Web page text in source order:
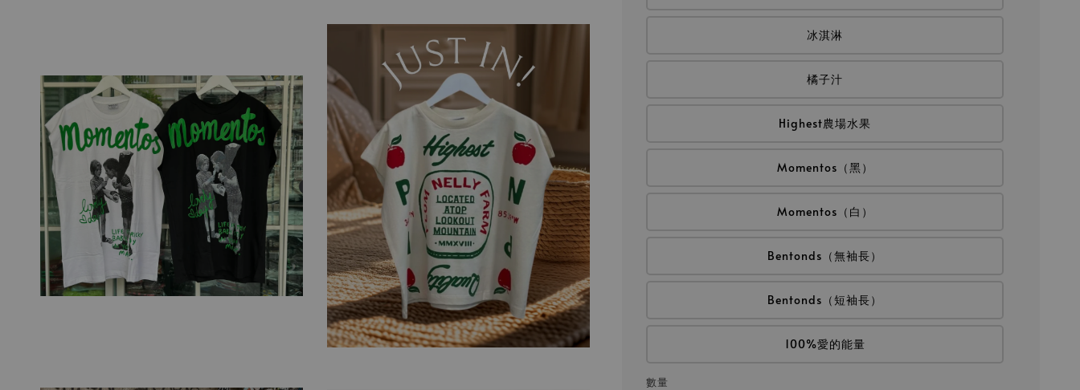
冰淇淋
橘子汁
Highest農場水果
Momentos（黑）
Momentos（白）
Bentonds（無袖長）
Bentonds（短袖長）
100%愛的能量
數量